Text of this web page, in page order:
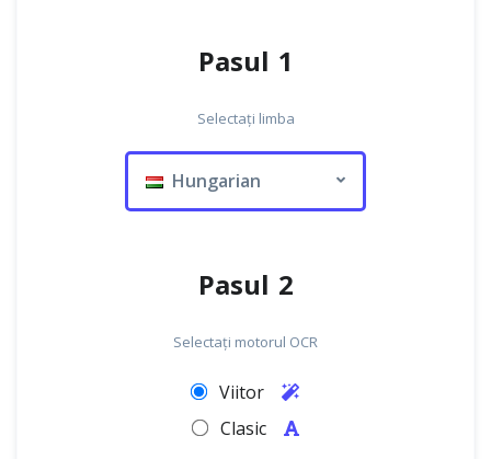
Pasul 1
Selectați limba
Hungarian
Pasul 2
Selectați motorul OCR
Viitor
Clasic